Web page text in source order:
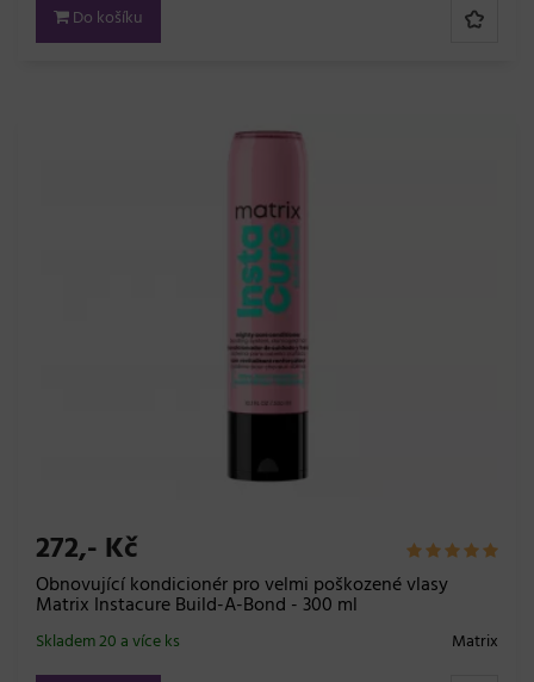
Do košíku
272,- Kč
Obnovující kondicionér pro velmi poškozené vlasy
Matrix Instacure Build-A-Bond - 300 ml
Matrix
Skladem 20 a více ks